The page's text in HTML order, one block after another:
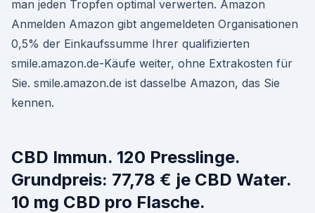
man jeden Tropfen optimal verwerten. Amazon
Anmelden Amazon gibt angemeldeten Organisationen
0,5% der Einkaufssumme Ihrer qualifizierten
smile.amazon.de-Käufe weiter, ohne Extrakosten für
Sie. smile.amazon.de ist dasselbe Amazon, das Sie
kennen.
CBD Immun. 120 Presslinge.
Grundpreis: 77,78 € je CBD Water.
10 mg CBD pro Flasche.